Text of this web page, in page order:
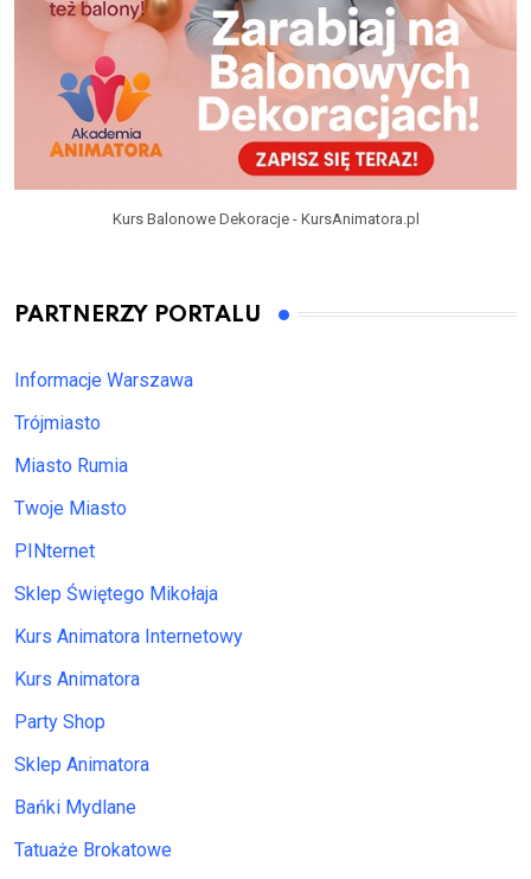
Kurs Balonowe Dekoracje - KursAnimatora.pl
PARTNERZY PORTALU
Informacje Warszawa
Trójmiasto
Miasto Rumia
Twoje Miasto
PINternet
Sklep Świętego Mikołaja
Kurs Animatora Internetowy
Kurs Animatora
Party Shop
Sklep Animatora
Bańki Mydlane
Tatuaże Brokatowe